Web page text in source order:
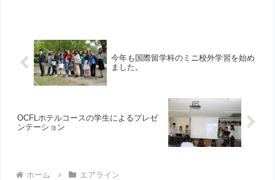
今年も国際留学科のミニ校外学習を始め
ました。
OCFLホテルコースの学生によるプレゼ
ンテーション
ホーム エアライン